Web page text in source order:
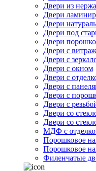
Двери из
Двери
Двери
Двери под
Двери
Двери с
Двери с
Двери с окном
Двери с
Двери с
Двери с
Двери с
Двери со
Двери со
МДФ с
Порошковое
Порошковое
Филенчатые